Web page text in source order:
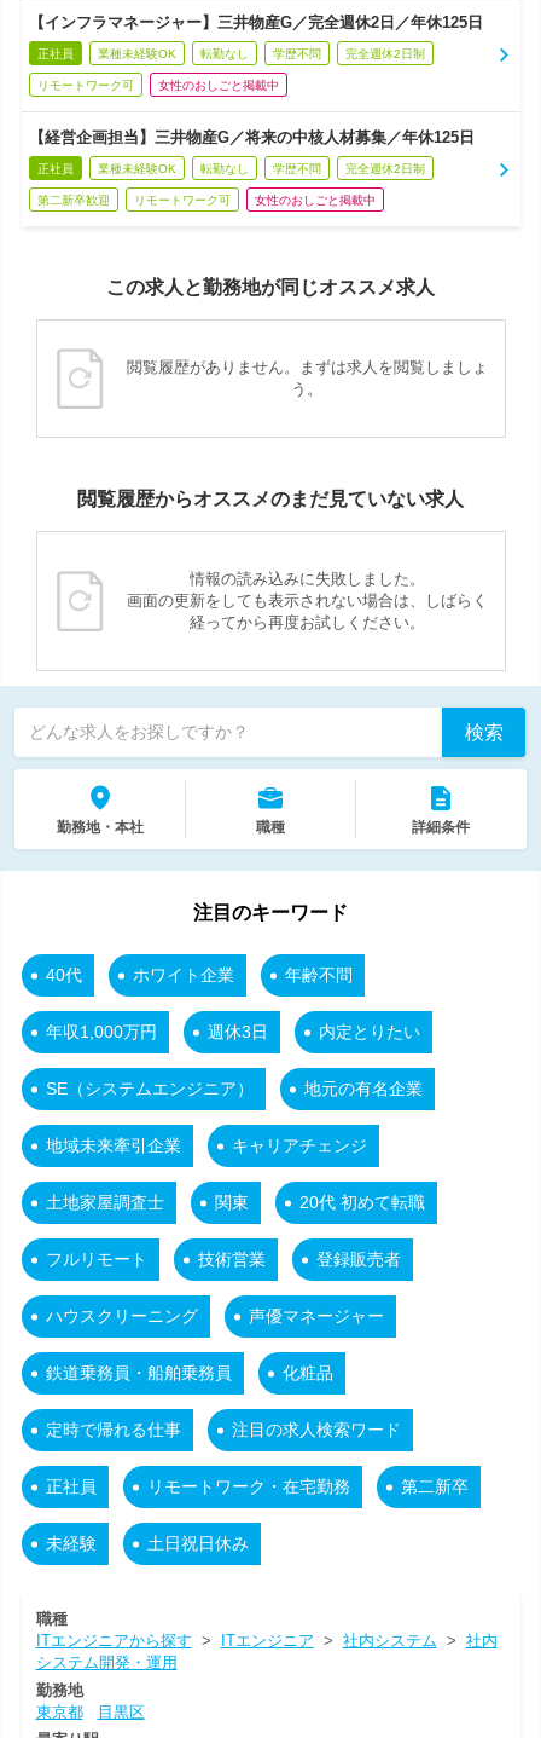
【インフラマネージャー】三井物産G／完全週休2日／年休125日
正社員 業種未経験OK 転勤なし 学歴不問 完全週休2日制
リモートワーク可 女性のおしごと掲載中
【経営企画担当】三井物産G／将来の中核人材募集／年休125日
正社員 業種未経験OK 転勤なし 学歴不問 完全週休2日制
第二新卒歓迎 リモートワーク可 女性のおしごと掲載中
この求人と勤務地が同じオススメ求人
閲覧履歴がありません。まずは求人を閲覧しましょ
う。
閲覧履歴からオススメのまだ見ていない求人
情報の読み込みに失敗しました。
画面の更新をしても表示されない場合は、しばらく
経ってから再度お試しください。
どんな求人をお探しですか？ 検索
勤務地・本社 職種 詳細条件
注目のキーワード
40代 ホワイト企業 年齢不問
年収1,000万円 週休3日 内定とりたい
SE（システムエンジニア） 地元の有名企業
地域未来牽引企業 キャリアチェンジ
土地家屋調査士 関東 20代 初めて転職
フルリモート 技術営業 登録販売者
ハウスクリーニング 声優マネージャー
鉄道乗務員・船舶乗務員 化粧品
定時で帰れる仕事 注目の求人検索ワード
正社員 リモートワーク・在宅勤務 第二新卒
未経験 土日祝日休み
職種
ITエンジニアから探す > ITエンジニア > 社内システム > 社内
システム開発・運用
勤務地
東京都
目黒区